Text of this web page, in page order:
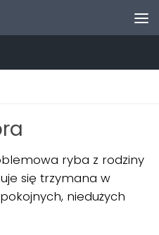
ryba z rodziny
się trzymana w
niedużych